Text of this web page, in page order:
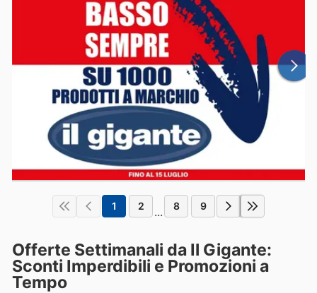
1 2 ... 8 9
Offerte Settimanali da Il Gigante:
Sconti Imperdibili e Promozioni a
Tempo